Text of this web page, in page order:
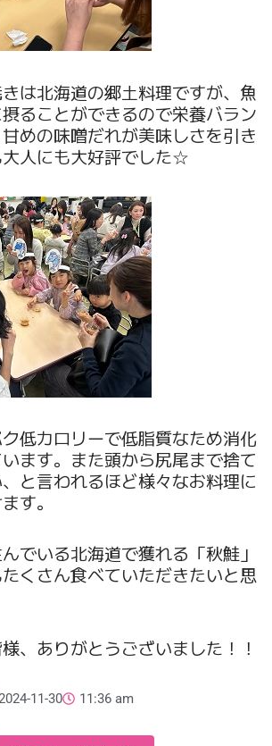
は北海道の郷土料理ですが、魚
ることができるので栄養バラン
めの味噌だれが美味しさを引き
人にも大好評でした☆
低カロリーで低脂質なため消化
ます。また頭から尻尾まで捨て
と言われるほど様々なお料理に
す。
でいる北海道で獲れる「秋鮭」
くさん食べていただきたいと思
、ありがとうございました！！
11-30 11:36 am